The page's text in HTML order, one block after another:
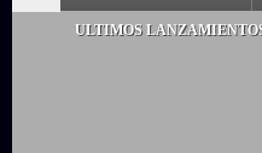
ULTIMOS